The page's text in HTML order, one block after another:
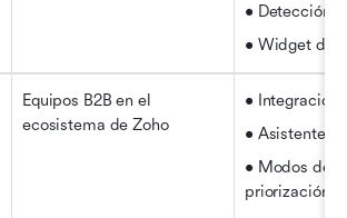
• Detección
• Widget de
Equipos B2B en el
ecosistema de Zoho
• Integración
• Asistente
• Modos de
priorización